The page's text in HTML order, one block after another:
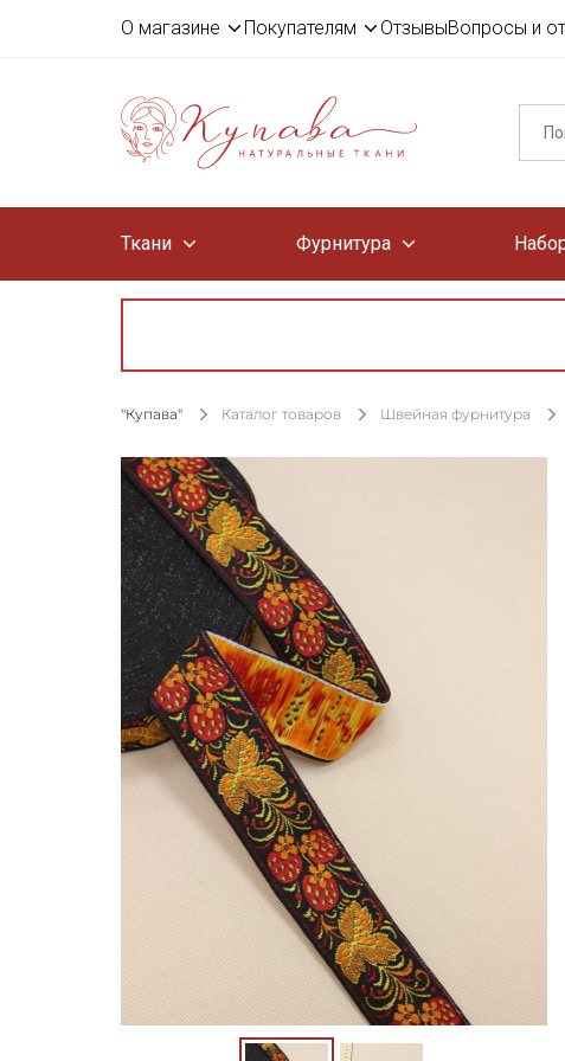
О магазине Покупателям ОтзывыВопросы и
Ткани Фурнитура
"Купава" Каталог товаров Швейная фурнитура